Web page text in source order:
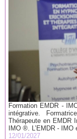
Formation EMDR -
intégrative.
Thérapeute en EMDR
IMO ®. L’EMDR - IMO
12/01/2027